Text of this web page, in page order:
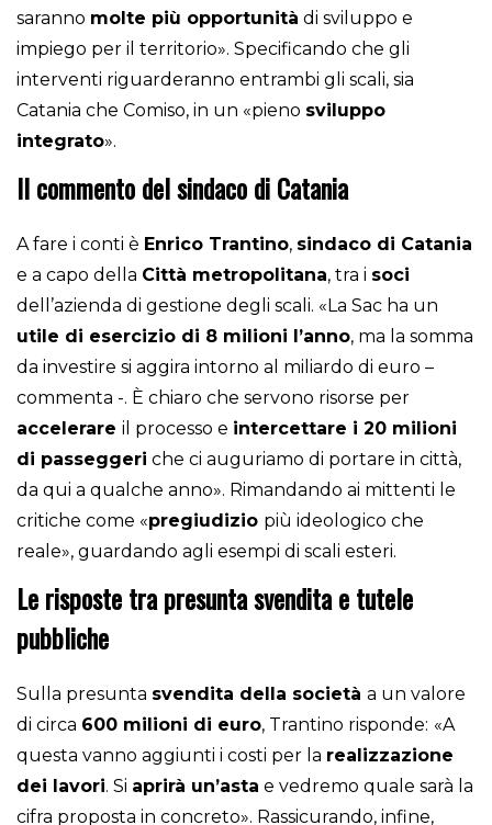
saranno molte più opportunità di sviluppo e
impiego per il territorio». Specificando che gli
interventi riguarderanno entrambi gli scali, sia
Catania che Comiso, in un «pieno sviluppo
integrato».
Il commento del sindaco di Catania
A fare i conti è Enrico Trantino, sindaco di Catania
e a capo della Città metropolitana, tra i soci
dell’azienda di gestione degli scali. «La Sac ha un
utile di esercizio di 8 milioni l’anno, ma la somma
da investire si aggira intorno al miliardo di euro –
commenta -. È chiaro che servono risorse per
accelerare il processo e intercettare i 20 milioni
di passeggeri che ci auguriamo di portare in città,
da qui a qualche anno». Rimandando ai mittenti le
critiche come «pregiudizio più ideologico che
reale», guardando agli esempi di scali esteri.
Le risposte tra presunta svendita e tutele
pubbliche
Sulla presunta svendita della società a un valore
di circa 600 milioni di euro, Trantino risponde: «A
questa vanno aggiunti i costi per la realizzazione
dei lavori. Si aprirà un’asta e vedremo quale sarà la
cifra proposta in concreto». Rassicurando, infine,